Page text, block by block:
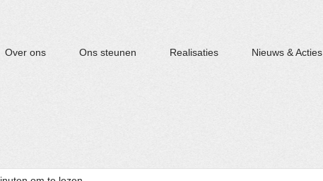
Over ons Ons steunen Realisaties Nieuws & Acties